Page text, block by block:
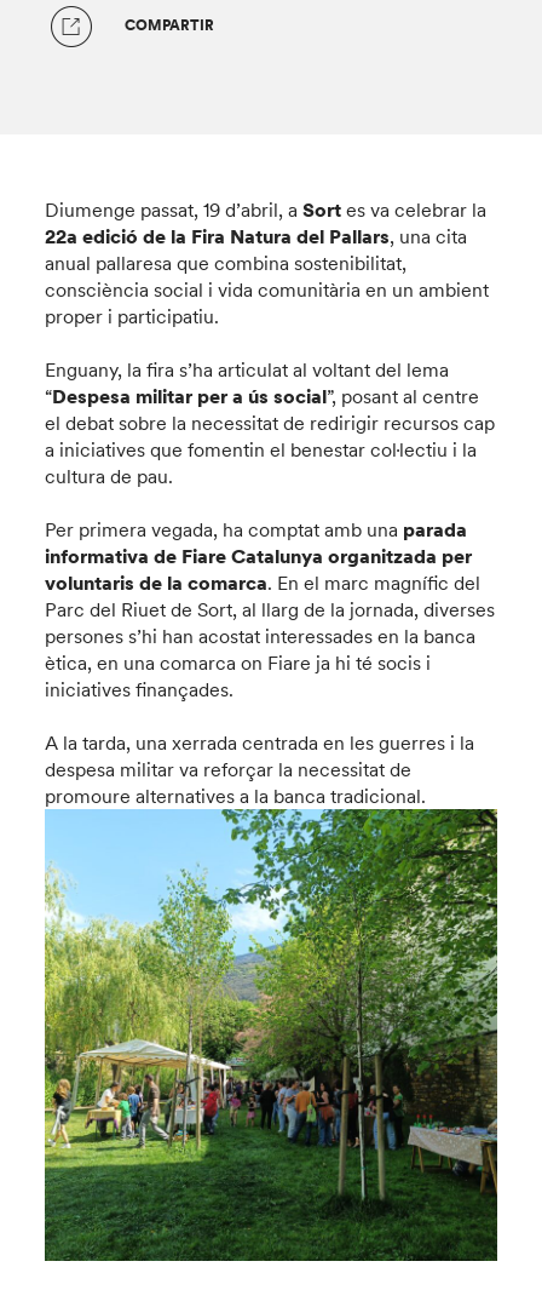
COMPARTIR
Diumenge passat, 19 d’abril, aSort es va celebrar la
22a edició de la Fira Natura del Pallars, una cita
anual pallaresa que combina sostenibilitat,
consciència social i vida comunitària en un ambient
proper i participatiu.
Enguany, la fira s’ha articulat al voltant del lema
“Despesa militar per a ús social”, posant al centre
el debat sobre la necessitat de redirigir recursos cap
a iniciatives que fomentin el benestar col·lectiu i la
cultura de pau.
Per primera vegada, ha comptat amb una parada
informativa de Fiare Catalunya organitzada per
voluntaris de la comarca. En el marc magnífic del
Parc del Riuet de Sort, al llarg de la jornada, diverses
persones s’hi han acostat interessades en la banca
ètica, en una comarca on Fiare ja hi té socis i
iniciatives finançades.
A la tarda, una xerrada centrada en les guerres i la
despesa militar va reforçar la necessitat de
promoure alternatives a la banca tradicional.